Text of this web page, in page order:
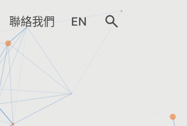
聯絡我們 EN